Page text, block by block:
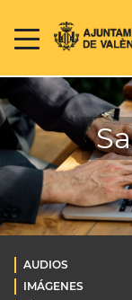
AUDIOS
IMÁGENES